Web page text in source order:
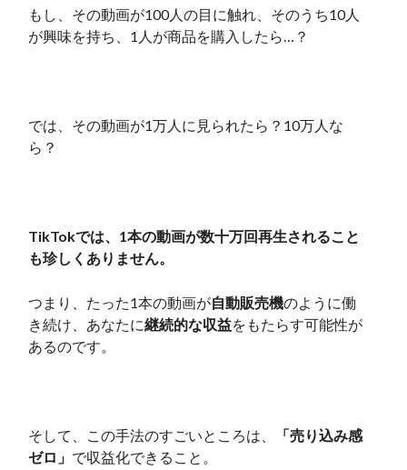
もし、その動画が100人の目に触れ、そのうち10人
が興味を持ち、1人が商品を購入したら…？
では、その動画が1万人に見られたら？10万人な
ら？
TikTokでは、1本の動画が数十万回再生されること
も珍しくありません。
つまり、たった1本の動画が自動販売機のように働
き続け、あなたに継続的な収益をもたらす可能性が
あるのです。
そして、この手法のすごいところは、
「売り込み感
ゼロ」 で収益化できること。